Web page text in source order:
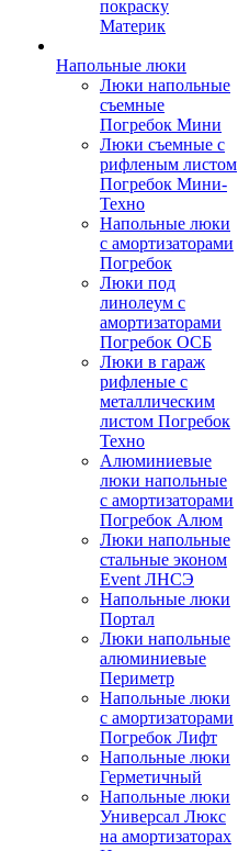
покраску
Материк
Напольные люки
Люки напольные
съемные
Погребок Мини
Люки съемные с
рифленым листом
Погребок Мини-
Техно
Напольные люки
с амортизаторами
Погребок
Люки под
линолеум с
амортизаторами
Погребок ОСБ
Люки в гараж
рифленые с
металлическим
листом Погребок
Техно
Алюминиевые
люки напольные
с амортизаторами
Погребок Алюм
Люки напольные
стальные эконом
Event ЛНСЭ
Напольные люки
Портал
Люки напольные
алюминиевые
Периметр
Напольные люки
с амортизаторами
Погребок Лифт
Напольные люки
Герметичный
Напольные люки
Универсал Люкс
на амортизаторах